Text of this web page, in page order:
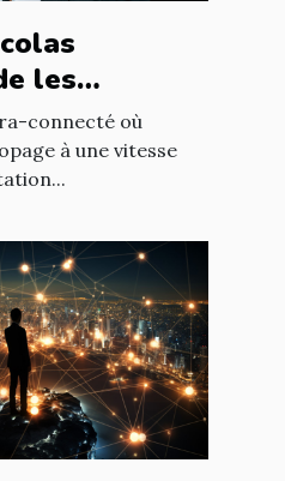
les
améliorer
connecté où
à une vitesse